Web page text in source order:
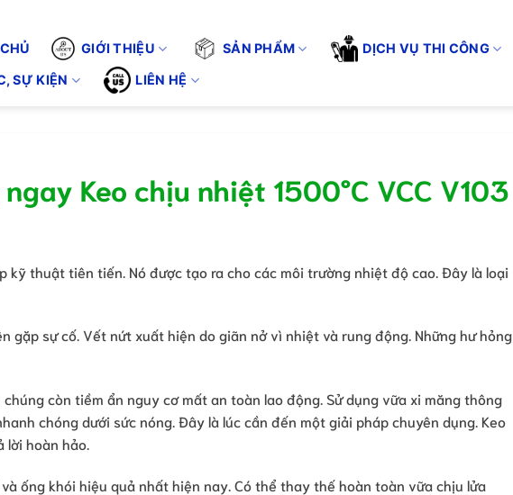
GIỚI THIỆU SẢN PHẨM DỊCH VỤ THI CÔNG
SỰ KIỆN LIÊN HỆ
Keo chịu nhiệt 1500°C VCC V103
kỹ thuật tiên tiến. Nó được tạo ra cho các môi trường nhiệt độ cao. Đây là loại
gặp sự cố. Vết nứt xuất hiện do giãn nở vì nhiệt và rung động. Những hư hỏng
còn tiềm ẩn nguy cơ mất an toàn lao động. Sử dụng vữa xi măng thông
chóng dưới sức nóng. Đây là lúc cần đến một giải pháp chuyên dụng. Keo
lời hoàn hảo.
và ống khói hiệu quả nhất hiện nay. Có thể thay thế hoàn toàn vữa chịu lửa